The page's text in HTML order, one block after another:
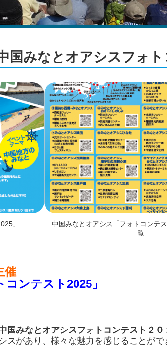
国みなとオアシスフォト
」
中国みなとオアシス「フォトコンテ
覧
催
ンテスト2025」
国みなとオアシスフォトコンテスト２０
があり、様々な魅力を感じることがで